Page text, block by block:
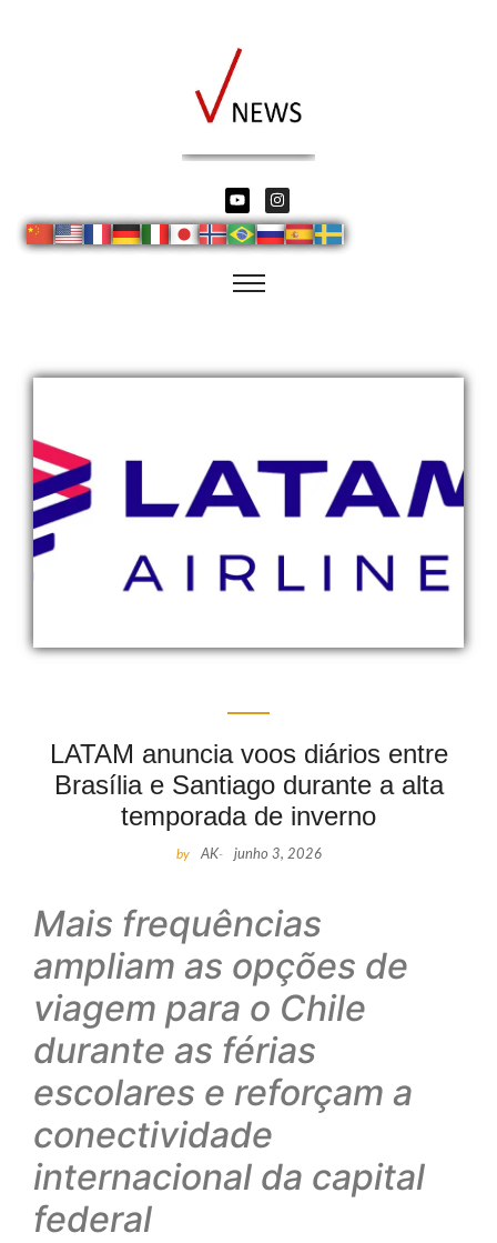
LATAM anuncia voos diários entre
Brasília e Santiago durante a alta
temporada de inverno
by AK- junho 3, 2026
Mais frequências
ampliam as opções de
viagem para o Chile
durante as férias
escolares e reforçam a
conectividade
internacional da capital
federal